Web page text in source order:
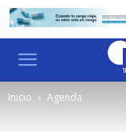
Inicio Agenda